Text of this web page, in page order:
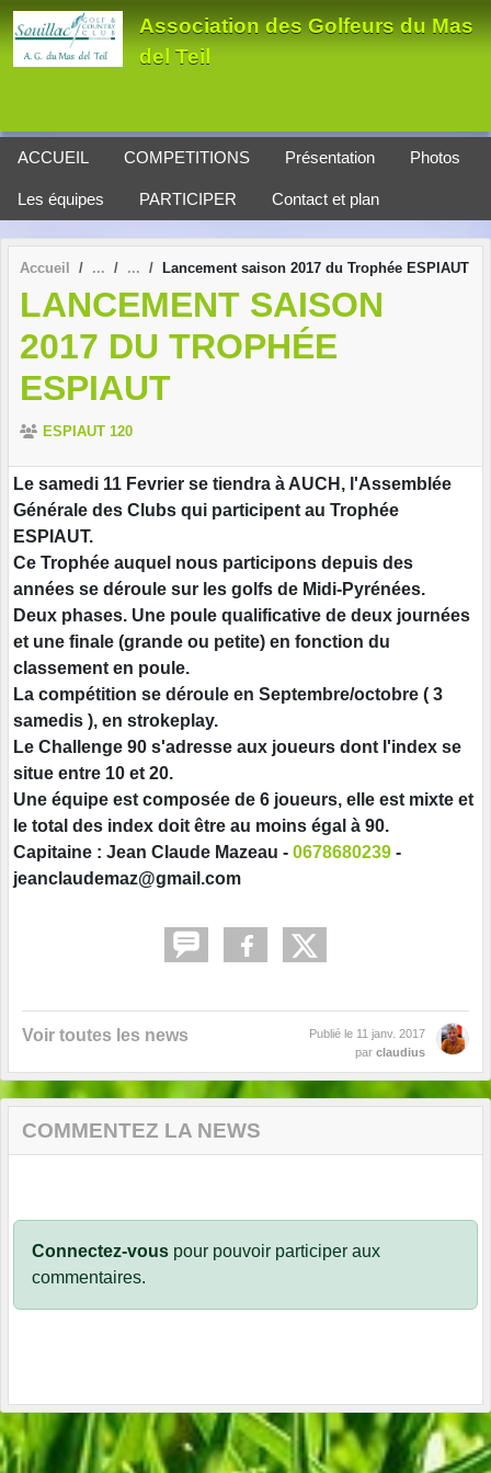
Association des Golfeurs du Mas
del Teil
ACCUEIL COMPETITIONS Présentation Photos
Les équipes PARTICIPER Contact et plan
Accueil Lancement saison 2017 du Trophée ESPIAUT
LANCEMENT SAISON
2017 DU TROPHÉE
ESPIAUT
ESPIAUT 120
Le samedi 11 Fevrier se tiendra à AUCH, l'Assemblée
Générale des Clubs qui participent au Trophée
ESPIAUT.
Ce Trophée auquel nous participons depuis des
années se déroule sur les golfs de Midi-Pyrénées.
Deux phases. Une poule qualificative de deux journées
et une finale (grande ou petite) en fonction du
classement en poule.
La compétition se déroule en Septembre/octobre ( 3
samedis ), en strokeplay.
Le Challenge 90 s'adresse aux joueurs dont l'index se
situe entre 10 et 20.
Une équipe est composée de 6 joueurs, elle est mixte et
le total des index doit être au moins égal à 90.
Capitaine : Jean Claude Mazeau - 0678680239 -
jeanclaudemaz@gmail.com
Voir toutes les news Publié le 11 janv. 2017
par claudius
COMMENTEZ LA NEWS
Connectez-vous pour pouvoir participer aux
commentaires.
Panneau de gestion des cookies